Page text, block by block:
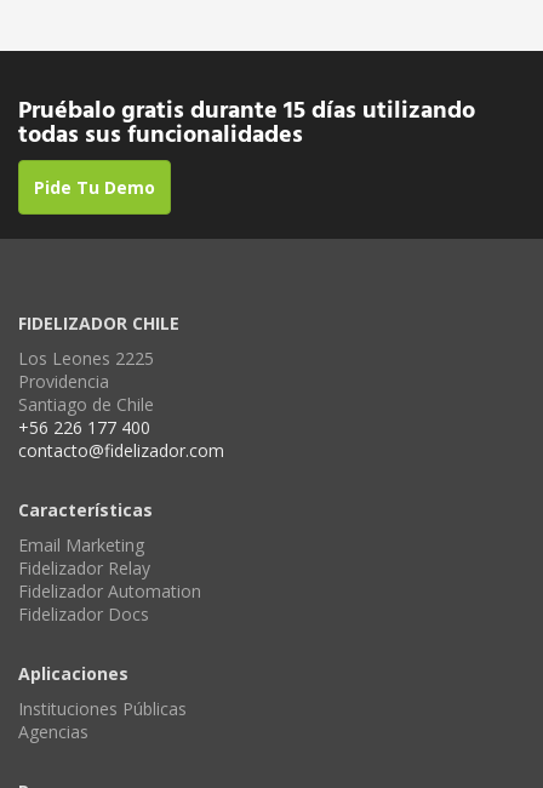
Pruébalo gratis durante 15 días utilizando
todas sus funcionalidades
Pide Tu Demo
FIDELIZADOR CHILE
Los Leones 2225
Providencia
Santiago de Chile
+56 226 177 400
contacto@fidelizador.com
Características
Email Marketing
Fidelizador Relay
Fidelizador Automation
Fidelizador Docs
Aplicaciones
Instituciones Públicas
Agencias